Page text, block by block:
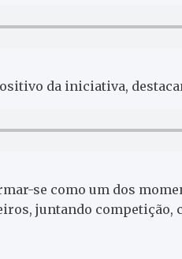
da iniciativa,
se como um dos
juntando